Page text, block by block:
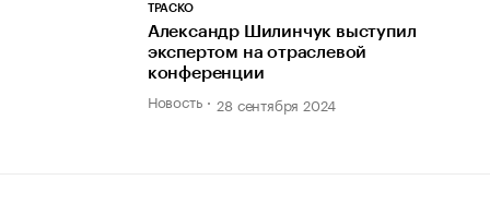
ТРАСКО
Александр Шилинчук выступил
экспертом на отраслевой
конференции
Новость 28 сентября 2024